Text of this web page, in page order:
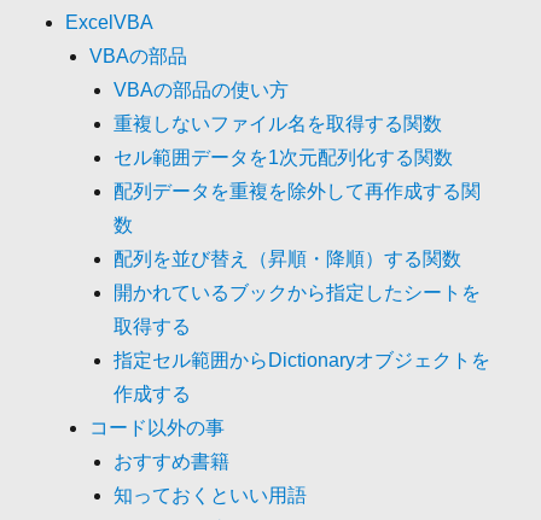
ExcelVBA
VBAの部品
VBAの部品の使い方
重複しないファイル名を取得する関数
セル範囲データを1次元配列化する関数
配列データを重複を除外して再作成する関
数
配列を並び替え（昇順・降順）する関数
開かれているブックから指定したシートを
取得する
指定セル範囲からDictionaryオブジェクトを
作成する
コード以外の事
おすすめ書籍
知っておくといい用語